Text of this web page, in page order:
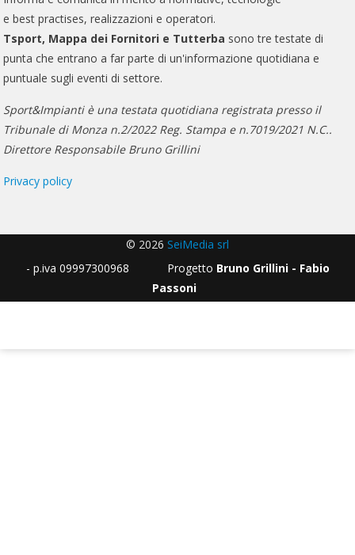
e best practises, realizzazioni e operatori.
Tsport, Mappa dei Fornitori e Tutterba sono tre testate di
punta che entrano a far parte di un'informazione quotidiana e
puntuale sugli eventi di settore.
Sport&Impianti è una testata quotidiana registrata presso il
Tribunale di Monza n.2/2022 Reg. Stampa e n.7019/2021 N.C..
Direttore Responsabile Bruno Grillini
Privacy policy
© 2026 SeiMedia srl
- p.iva 09997300968 Progetto Bruno Grillini - Fabio
Passoni